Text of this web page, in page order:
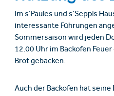
Im s’Paules und s’Seppls
interessante Führungen
Sommersaison wird jeden
12.00 Uhr im Backofen
Brot gebacken.
Auch der Backofen hat